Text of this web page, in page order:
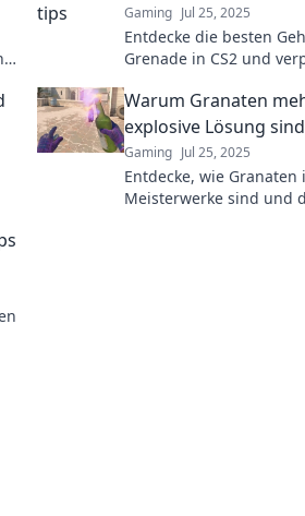
Gaming Jul 25, 2025
Entdecke die besten
Grenade in CS2 und
Waffenarsenal wartet!
Warum Granaten
explosive Lösung
Gaming Jul 25, 2025
Entdecke, wie Granaten
Meisterwerke sind und